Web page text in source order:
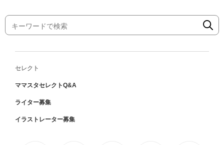
セレクト
ママスタセレクトQ&A
ライター募集
イラストレーター募集